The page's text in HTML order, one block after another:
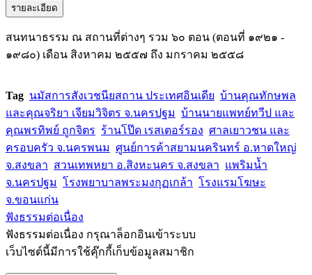
รายละเอียด
สนทนาธรรม ณ สถานที่ต่างๆ รวม ๖๐ ตอน (ตอนที่ ๑๙๒๑ -
๑๙๘๐) เดือน สิงหาคม ๒๕๕๗ ถึง มกราคม ๒๕๕๘
Tag นมัสการสังเวชนียสถาน ประเทศอินเดีย บ้านคุณทักษพล
และคุณจริยา เจียมวิจิตร จ.นครปฐม บ้านนายแพทย์ทวีป และ
คุณพรทิพย์ ถูกจิตร ร้านโป๊ด เรสเตอร์รอง ศาลเยาวชน และ
ครอบครัว จ.นครพนม ศูนย์การค้าสยามนครินทร์ อ.หาดใหญ่
จ.สงขลา สวนเทพหยา อ.สิงหะนคร จ.สงขลา แพริมน้ำ
จ.นครปฐม โรงพยาบาลพระมงกุฏเกล้า โรงแรมโฆษะ
จ.ขอนแก่น
ฟังธรรมต่อเนื่อง
ฟังธรรมต่อเนื่อง กรุณาล็อกอินเข้าระบบ
เว็บไซต์นี้มีการใช้คุ๊กกี้เก็บข้อมูลสมาชิก